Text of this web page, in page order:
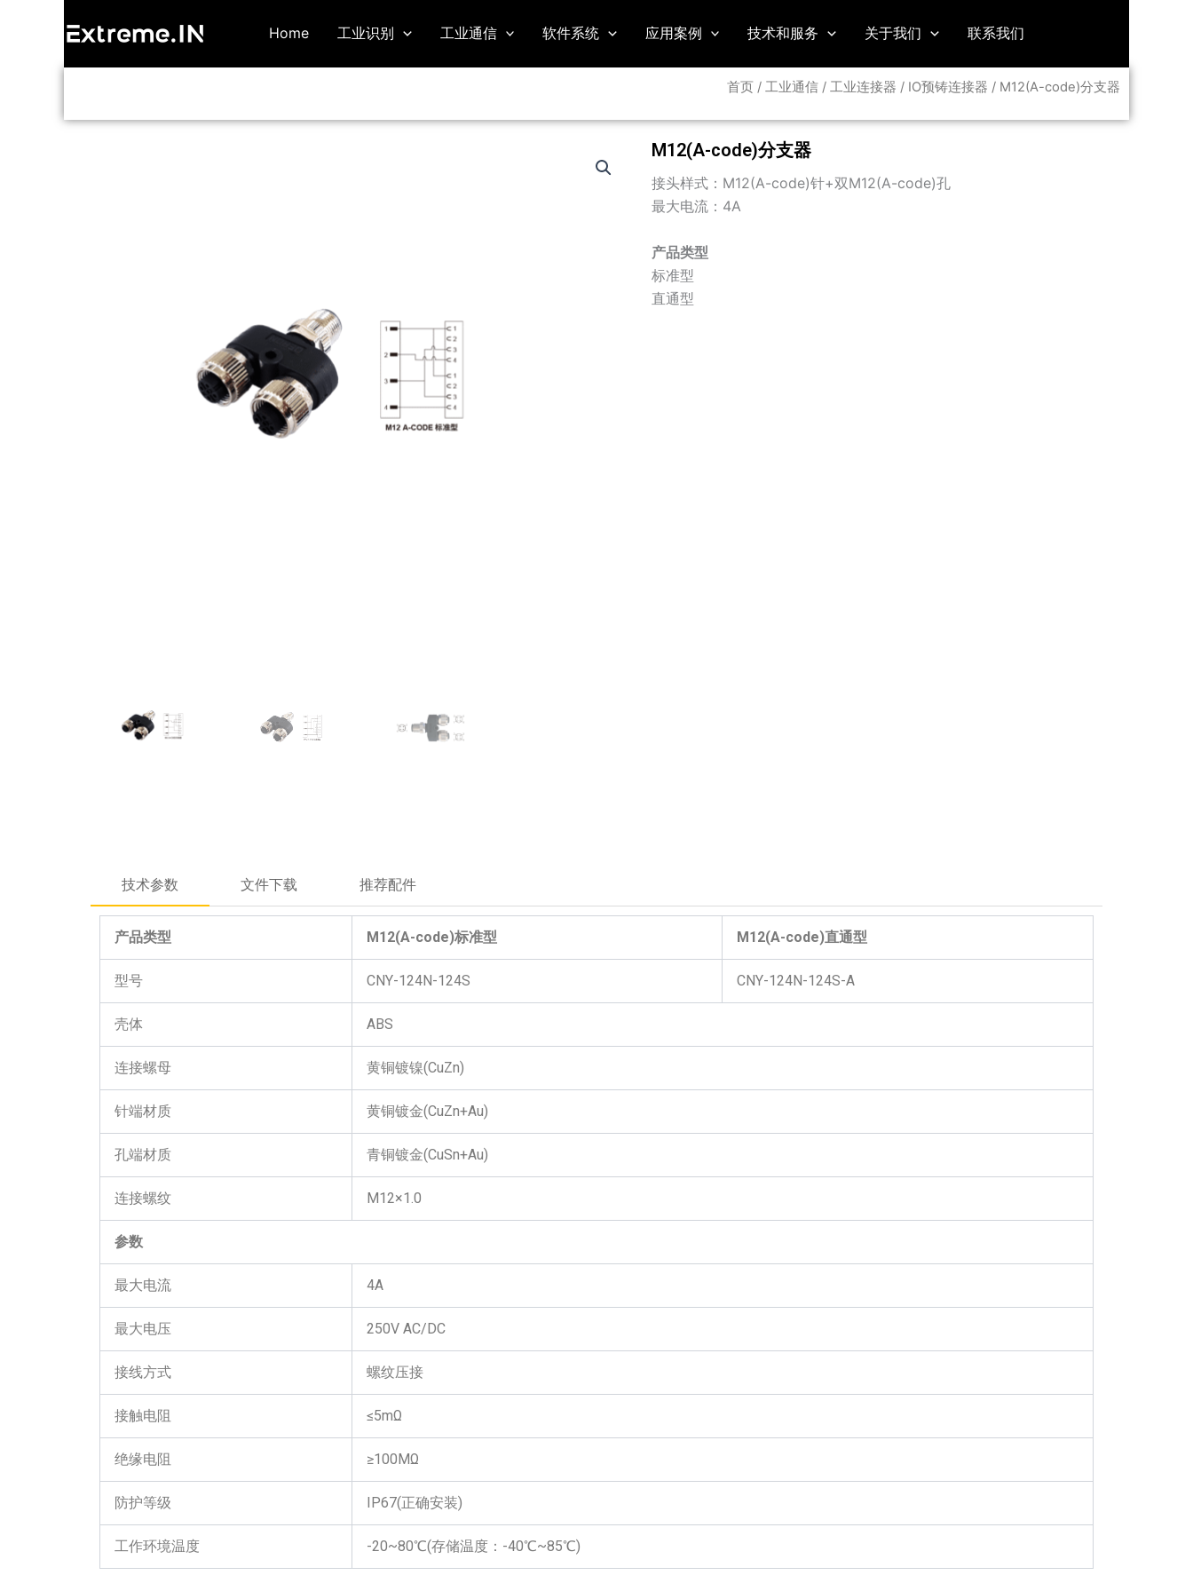
Home 工业识别 工业通信 软件系统 应用案例 技术和服务 关于我们 联系我们
首页 / 工业通信 / 工业连接器 / IO预铸连接器 / M12(A-code)分支器
M12(A-code)分支器
接头样式：M12(A-code)针+双M12(A-code)孔
最大电流：4A
产品类型
标准型
直通型
技术参数 文件下载 推荐配件
产品类型 M12(A-code)标准型 M12(A-code)直通型
型号 CNY-124N-124S CNY-124N-124S-A
壳体 ABS
连接螺母 黄铜镀镍(CuZn)
针端材质 黄铜镀金(CuZn+Au)
孔端材质 青铜镀金(CuSn+Au)
连接螺纹 M12×1.0
参数
最大电流 4A
最大电压 250V AC/DC
接线方式 螺纹压接
接触电阻 ≤5mΩ
绝缘电阻 ≥100MΩ
防护等级 IP67(正确安装)
工作环境温度 -20~80℃(存储温度：-40℃~85℃)